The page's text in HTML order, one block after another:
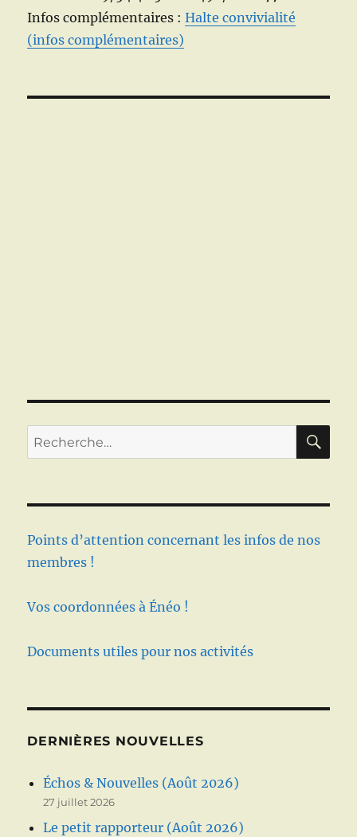
Infos complémentaires :Halte convivialité
(infos complémentaires)
Recherche
pour :
Points d’attention concernant les infos de nos
membres !
Vos coordonnées à Énéo !
Documents utiles pour nos activités
DERNIÈRES NOUVELLES
Échos & Nouvelles (Août 2026)
27 juillet 2026
Le petit rapporteur (Août 2026)